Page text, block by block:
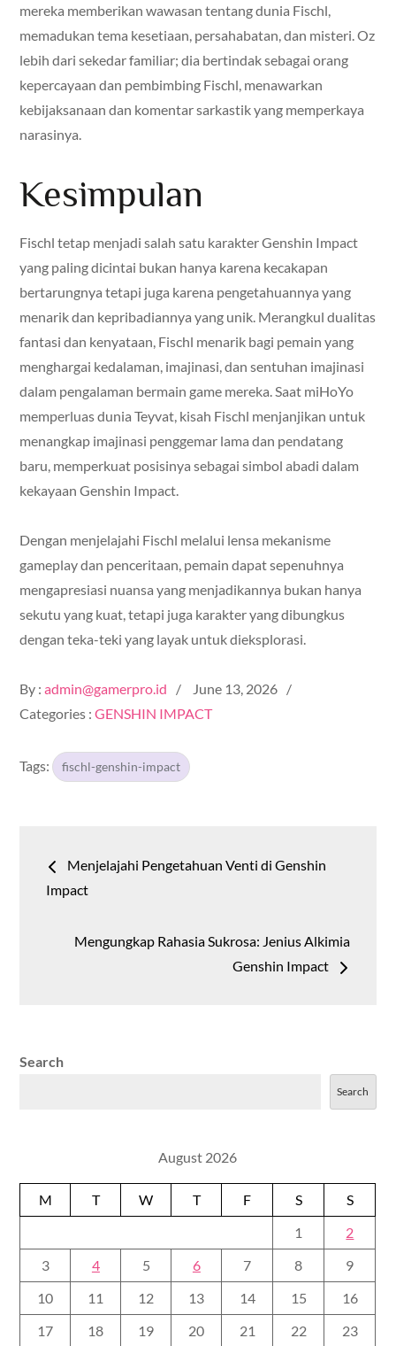
mereka memberikan wawasan tentang dunia Fischl,
memadukan tema kesetiaan, persahabatan, dan misteri. Oz
lebih dari sekedar familiar; dia bertindak sebagai orang
kepercayaan dan pembimbing Fischl, menawarkan
kebijaksanaan dan komentar sarkastik yang memperkaya
narasinya.
Kesimpulan
Fischl tetap menjadi salah satu karakter Genshin Impact
yang paling dicintai bukan hanya karena kecakapan
bertarungnya tetapi juga karena pengetahuannya yang
menarik dan kepribadiannya yang unik. Merangkul dualitas
fantasi dan kenyataan, Fischl menarik bagi pemain yang
menghargai kedalaman, imajinasi, dan sentuhan imajinasi
dalam pengalaman bermain game mereka. Saat miHoYo
memperluas dunia Teyvat, kisah Fischl menjanjikan untuk
menangkap imajinasi penggemar lama dan pendatang
baru, memperkuat posisinya sebagai simbol abadi dalam
kekayaan Genshin Impact.
Dengan menjelajahi Fischl melalui lensa mekanisme
gameplay dan penceritaan, pemain dapat sepenuhnya
mengapresiasi nuansa yang menjadikannya bukan hanya
sekutu yang kuat, tetapi juga karakter yang dibungkus
dengan teka-teki yang layak untuk dieksplorasi.
By :admin@gamerpro.id
Posted
on
June 13, 2026
Categories :GENSHIN IMPACT
Tags: fischl-genshin-impact
navigation
Menjelajahi Pengetahuan Venti di Genshin
Impact
Mengungkap Rahasia Sukrosa: Jenius Alkimia
Genshin Impact
Search
Search
August 2026
M T W T F S
S
1
2
3
4 5 6 7 8
9
10
11 12 13 14 15
16
17
18 19 20 21 22
23